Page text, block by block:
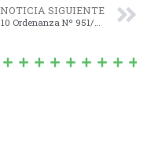
NOTICIA SIGUIENTE
610/10 Ordenanza Nº 951/05